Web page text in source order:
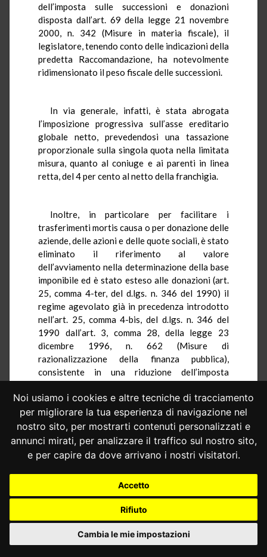
Noi usiamo i cookies e altre tecniche di tracciamento
per migliorare la tua esperienza di navigazione nel
nostro sito, per mostrarti contenuti personalizzati e
annunci mirati, per analizzare il traffico sul nostro sito,
e per capire da dove arrivano i nostri visitatori.
Accetto
Rifiuto
Cambia le mie impostazioni
dell’imposta sulle successioni e donazioni
disposta dall’art. 69 della legge 21 novembre
2000, n. 342 (Misure in materia fiscale), il
legislatore, tenendo conto delle indicazioni della
predetta Raccomandazione, ha notevolmente
ridimensionato il peso fiscale delle successioni.
In via generale, infatti, è stata abrogata
l’imposizione progressiva sull’asse ereditario
globale netto, prevedendosi una tassazione
proporzionale sulla singola quota nella limitata
misura, quanto al coniuge e ai parenti in linea
retta, del 4 per cento al netto della franchigia.
Inoltre, in particolare per facilitare i
trasferimenti mortis causa o per donazione delle
aziende, delle azioni e delle quote sociali, è stato
eliminato il riferimento al valore
dell’avviamento nella determinazione della base
imponibile ed è stato esteso alle donazioni (art.
25, comma 4-ter, del d.lgs. n. 346 del 1990) il
regime agevolato già in precedenza introdotto
nell’art. 25, comma 4-bis, del d.lgs. n. 346 del
1990 dall’art. 3, comma 28, della legge 23
dicembre 1996, n. 662 (Misure di
razionalizzazione della finanza pubblica),
consistente in una riduzione dell’imposta
montani. Tale disposizione prevede una
riduzione dell’imposta afferente alle aziende,
quote di società di persone o beni strumentali
ubicati in Comuni montani con meno di
cinquemila abitanti o nelle frazioni con meno di
mille abitanti (anche se situate in comuni
montani di maggiori dimensioni), trasferiti al
coniuge o al parente entro il terzo grado del
proseguano effettivamente l’attività
imprenditoriale per un periodo non inferiore a
cinque anni dalla data del trasferimento».